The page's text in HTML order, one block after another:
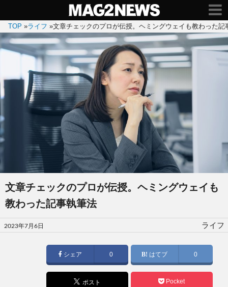
TOP »ライフ »文章チェックのプロが伝授。ヘミングウェイも教わった記
文章チェックのプロが伝授。ヘミングウェイも
教わった記事執筆法
投
稿
2023年7月6日 ライフ
シェア 0 はてブ 0
ポスト Pocket